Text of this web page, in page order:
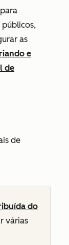
as
e
de
de
do
várias